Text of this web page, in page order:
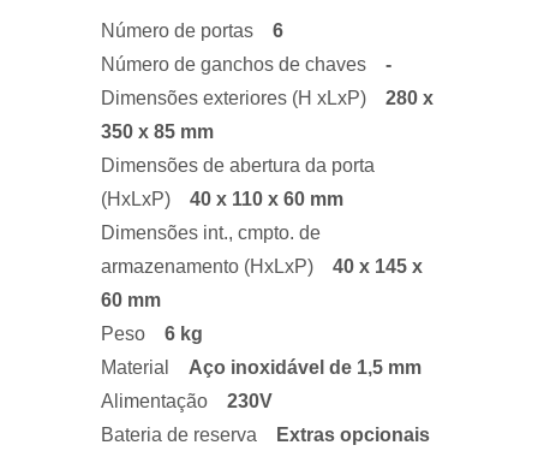
Número de portas
6
Número de ganchos de chaves -
Dimensões exteriores (H xLxP)
280 x
350 x 85 mm
Dimensões de abertura da porta
(HxLxP)
40 x 110 x 60 mm
Dimensões int., cmpto. de
armazenamento (HxLxP)
40 x 145 x
60 mm
Peso
6 kg
Material
Aço inoxidável de 1,5 mm
Alimentação
230V
Bateria de reserva
Extras opcionais